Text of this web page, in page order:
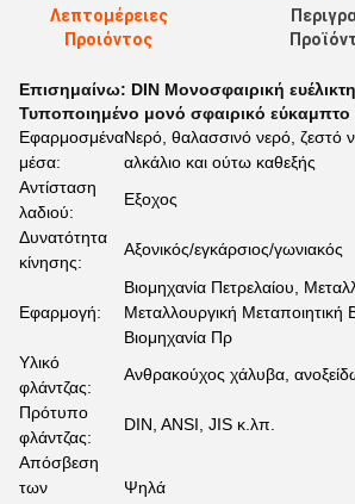
Λεπτομέρειες
Προιόντος
Επισημαίνω: DIN Μονοσφαιρική
Τυποποιημένο μονό σφαιρικό εύκαμπτο
Εφαρμοσμένα
μέσα:
Νερό, θαλασσινό νερό, ζεστό
αλκάλιο και ούτω καθεξής
Αντίσταση
λαδιού:
Εξοχος
Δυνατότητα
κίνησης:
Αξονικός/εγκάρσιος/γωνιακός
Εφαρμογή:
Βιομηχανία Πετρελαίου,
Μεταλλουργική Μεταποιητική
Βιομηχανία Πρ
Υλικό
φλάντζας:
Ανθρακούχος χάλυβα,
Πρότυπο
φλάντζας:
DIN, ANSI, JIS κ.λπ.
Απόσβεση
των
Ψηλά